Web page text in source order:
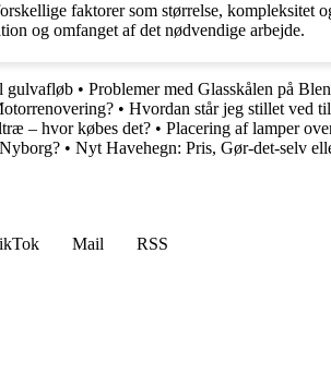
faktorer som størrelse, kompleksitet
og omfanget af det nødvendige arbejde.
gulvafløb • Problemer med Glasskålen på
• Hvordan står jeg stillet ved
– hvor købes det? • Placering af lamper
• Nyt Havehegn: Pris, Gør-det-selv
Mail
RSS